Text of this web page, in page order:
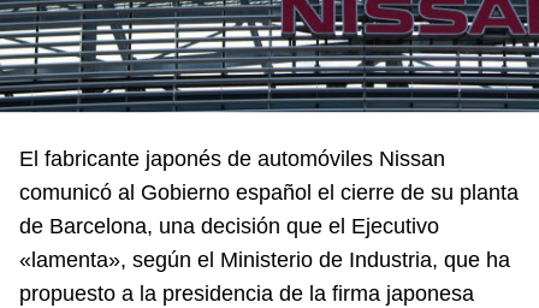
El fabricante japonés de automóviles Nissan
comunicó al Gobierno español el cierre de su planta
de Barcelona, una decisión que el Ejecutivo
«lamenta», según el Ministerio de Industria, que ha
propuesto a la presidencia de la firma japonesa